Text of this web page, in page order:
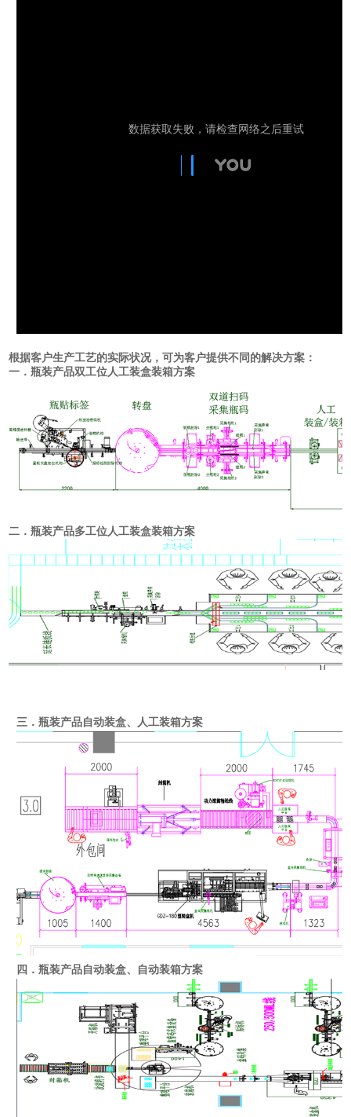
根据客户生产工艺的实际状况，可为客户提供不同的解决方案：
一．瓶装产品双工位人工装盒装箱方案
二．瓶装产品多工位人工装盒装箱方案
三．瓶装产品自动装盒、人工装箱方案
四．瓶装产品自动装盒、自动装箱方案